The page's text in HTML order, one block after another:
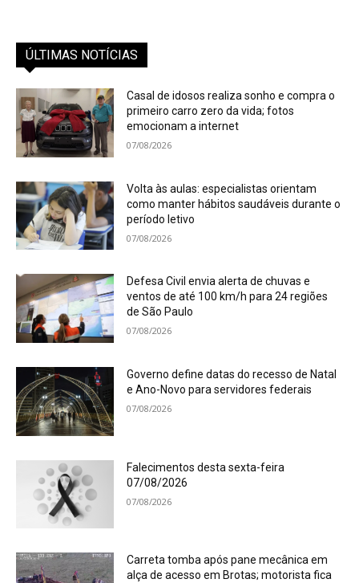
ÚLTIMAS NOTÍCIAS
Casal de idosos realiza sonho e compra o
primeiro carro zero da vida; fotos
emocionam a internet
07/08/2026
Volta às aulas: especialistas orientam
como manter hábitos saudáveis durante o
período letivo
07/08/2026
Defesa Civil envia alerta de chuvas e
ventos de até 100 km/h para 24 regiões
de São Paulo
07/08/2026
Governo define datas do recesso de Natal
e Ano-Novo para servidores federais
07/08/2026
Falecimentos desta sexta-feira
07/08/2026
07/08/2026
Carreta tomba após pane mecânica em
alça de acesso em Brotas; motorista fica